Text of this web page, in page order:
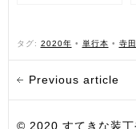
タグ: 2020年 • 単行本 • 寺
Previous article
© 2020 すてきな装